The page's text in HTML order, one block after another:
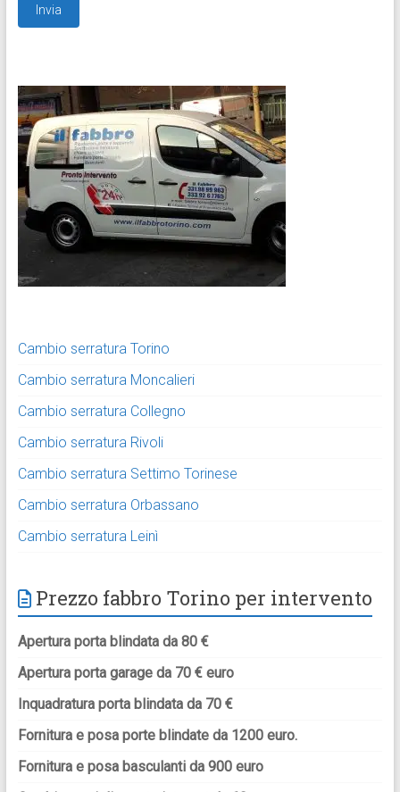
Cambio serratura Torino
Cambio serratura Moncalieri
Cambio serratura Collegno
Cambio serratura Rivoli
Cambio serratura Settimo Torinese
Cambio serratura Orbassano
Cambio serratura Leinì
Prezzo fabbro Torino per intervento
Apertura porta blindata da 80 €
Apertura porta garage da 70 € euro
Inquadratura porta blindata da 70 €
Fornitura e posa porte blindate da 1200 euro.
Fornitura e posa basculanti da 900 euro